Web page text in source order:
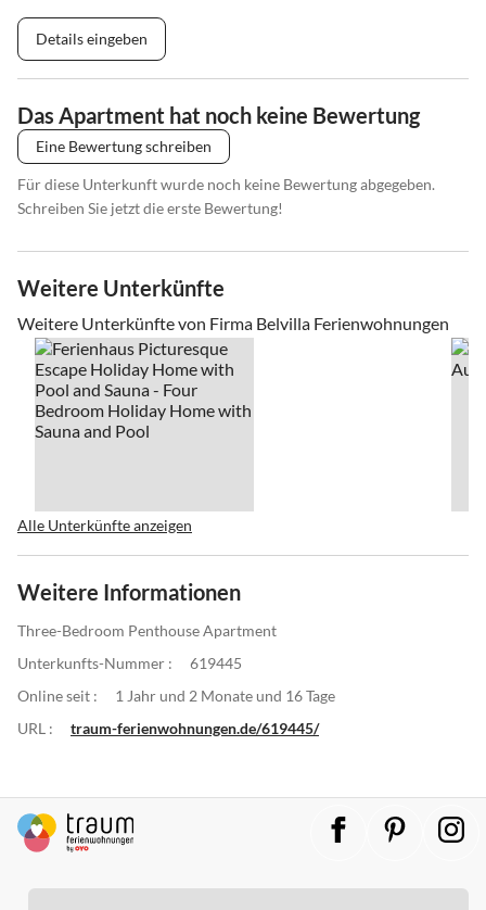
Details eingeben
Das Apartment hat noch keine Bewertung
Eine Bewertung schreiben
Für diese Unterkunft wurde noch keine Bewertung abgegeben.
Schreiben Sie jetzt die erste Bewertung!
Weitere Unterkünfte
Weitere Unterkünfte von Firma Belvilla Ferienwohnungen
Alle Unterkünfte anzeigen
Weitere Informationen
Three-Bedroom Penthouse Apartment
Unterkunfts-Nummer :
619445
Online seit :
1 Jahr und 2 Monate und 16 Tage
URL :
traum-ferienwohnungen.de/619445/